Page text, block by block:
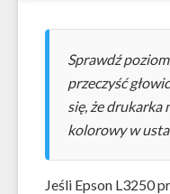
Sprawdź
przeczyść
się, że drukarka
kolorowy w
Jeśli Epson L3250